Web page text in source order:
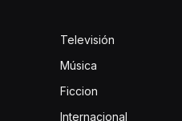
Televisión
Música
Ficcion
Internacional